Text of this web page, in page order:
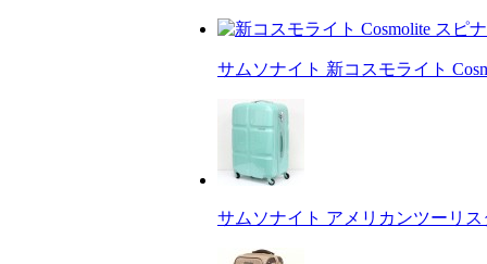
サムソナイト 新コスモライト
サムソナイト アメリカンツーリス